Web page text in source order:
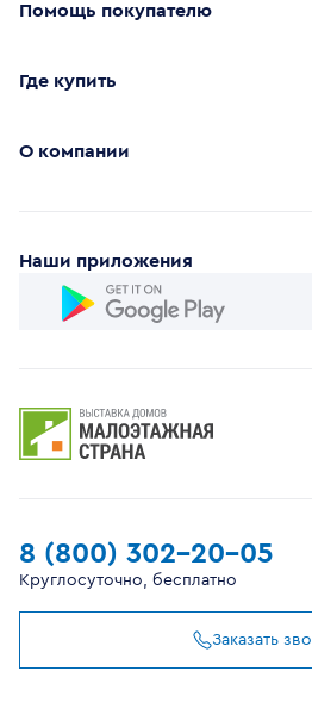
Помощь покупателю
Где купить
О компании
Наши приложения
8 (800) 302-20-05
Круглосуточно, бесплатно
Заказать